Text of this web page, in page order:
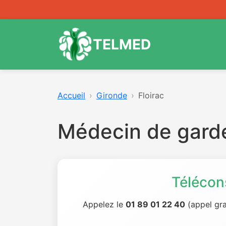
TELMED
Accueil Gironde Floirac
Médecin de
Appelez le 01 89 01 22 40 (appel